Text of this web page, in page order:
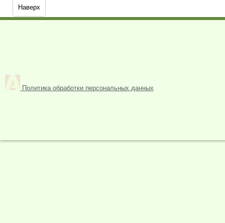
Наверх
Политика обработки персональных данных